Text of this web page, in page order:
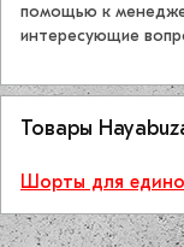
помощью к
интересующие
Товары
Шорты для